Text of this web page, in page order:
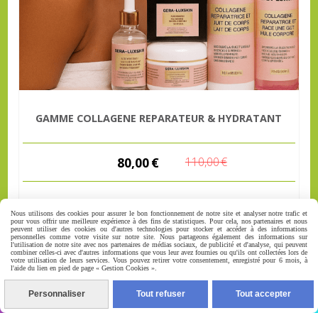
GAMME COLLAGENE REPARATEUR & HYDRATANT
80,00€ 110,00€
ARTICLE HORS STOCK
NOS RÉSEAUX SOCIAUX
Nous utilisons des cookies pour assurer le bon fonctionnement de notre site et analyser notre trafic et
pour vous offrir une meilleure expérience à des fins de statistiques. Pour cela, nos partenaires et nous
peuvent utiliser des cookies ou d'autres technologies pour stocker et accéder à des informations
personnelles comme votre visite sur notre site. Nous partageons également des informations sur
l'utilisation de notre site avec nos partenaires de médias sociaux, de publicité et d'analyse, qui peuvent
combiner celles-ci avec d'autres informations que vous leur avez fournies ou qu'ils ont collectées lors de
votre utilisation de leurs services. Vous pouvez retirer votre consentement, enregistré pour 6 mois, à
l'aide du lien en pied de page « Gestion Cookies ».
Personnaliser Tout refuser Tout accepter